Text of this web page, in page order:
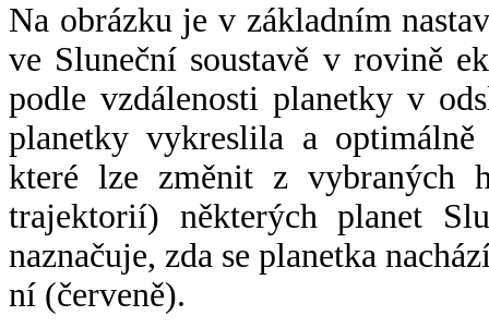
Na obrázku je v základním
ve Sluneční soustavě v rovině
podle vzdálenosti planetky v
planetky vykreslila a
které lze změnit z vybraných
trajektorií) některých planet
naznačuje, zda se planetka
ní (červeně).